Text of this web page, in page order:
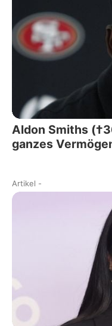
Aldon Smiths
ganzes
Artikel -